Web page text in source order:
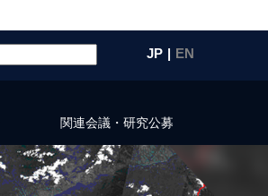
JP | EN
関連会議・研究公募